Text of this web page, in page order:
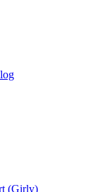
(Girly)